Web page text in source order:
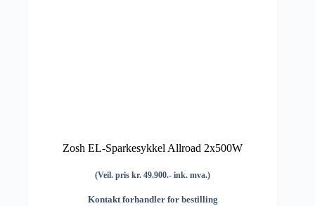
Zosh EL-Sparkesykkel Allroad 2x500W
(Veil. pris kr. 49.900.- ink. mva.)
Kontakt forhandler for bestilling